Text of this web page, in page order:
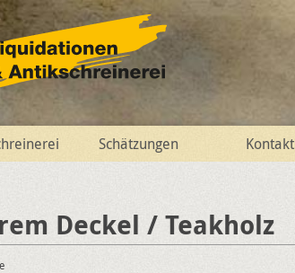
Schätzungen Kontakt
Deckel / Teakholz